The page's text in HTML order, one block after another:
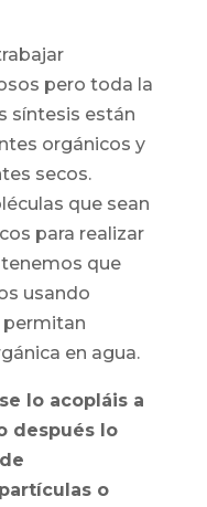
pero toda la
síntesis están
orgánicos y
secos.
que sean
para realizar
que
usando
permitan
en agua.
lo acopláis a
después lo
o